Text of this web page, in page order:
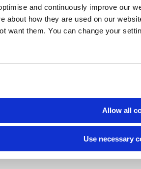
and continuously improve our
about how they are used on our
want them. You can change your
Allow all
Use necessary
の設定を非表示にする
社 大武・ルート工業
KOGYO CO., LTD ALL Rights Reserved.
ROOT KOGYO CO., LTD All Rights Reserved.